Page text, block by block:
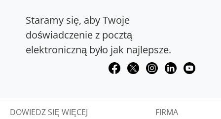
Staramy się, aby Twoje
doświadczenie z pocztą
elektroniczną było jak najlepsze.
DOWIEDZ SIĘ WIĘCEJ FIRMA